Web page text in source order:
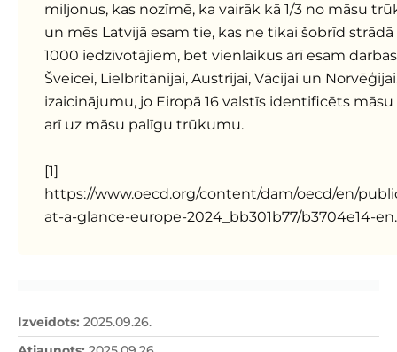
miljonus, kas nozīmē, ka vairāk kā 1/3 no māsu
un mēs Latvijā esam tie, kas ne tikai šobrīd
1000 iedzīvotājiem, bet vienlaikus arī esam
Šveicei, Lielbritānijai, Austrijai, Vācijai un
izaicinājumu, jo Eiropā 16 valstīs identificēts
arī uz māsu palīgu trūkumu.
[1]
https://www.oecd.org/content/dam/oecd/en/
at-a-glance-europe-2024_bb301b77/b3704e14-
Izveidots: 2025.09.26.